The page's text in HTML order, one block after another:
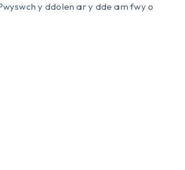
y ddolen ar y dde am fwy o